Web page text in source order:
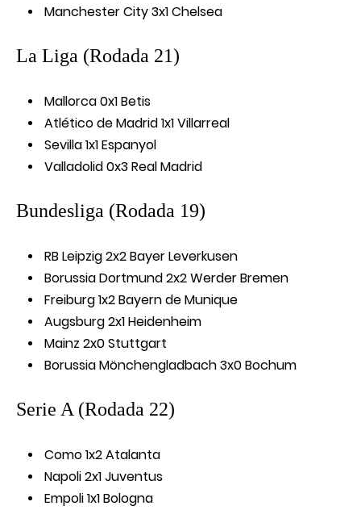
Manchester City 3x1 Chelsea
La Liga (Rodada 21)
Mallorca 0x1 Betis
Atlético de Madrid 1x1 Villarreal
Sevilla 1x1 Espanyol
Valladolid 0x3 Real Madrid
Bundesliga (Rodada 19)
RB Leipzig 2x2 Bayer Leverkusen
Borussia Dortmund 2x2 Werder Bremen
Freiburg 1x2 Bayern de Munique
Augsburg 2x1 Heidenheim
Mainz 2x0 Stuttgart
Borussia Mönchengladbach 3x0 Bochum
Serie A (Rodada 22)
Como 1x2 Atalanta
Napoli 2x1 Juventus
Empoli 1x1 Bologna